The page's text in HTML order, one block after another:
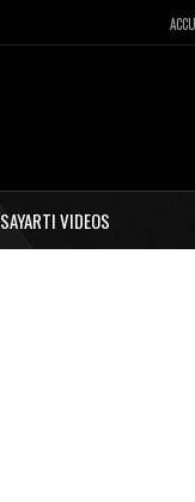
SAYARTI VIDEOS